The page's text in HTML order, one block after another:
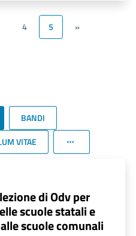
4 5 »
BANDI
VITAE
di Odv per
scuole statali e
scuole comunali